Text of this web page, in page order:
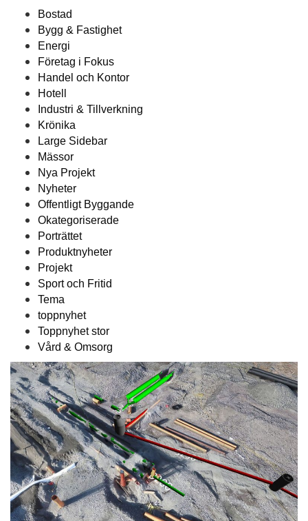
Bostad
Bygg & Fastighet
Energi
Företag i Fokus
Handel och Kontor
Hotell
Industri & Tillverkning
Krönika
Large Sidebar
Mässor
Nya Projekt
Nyheter
Offentligt Byggande
Okategoriserade
Porträttet
Produktnyheter
Projekt
Sport och Fritid
Tema
toppnyhet
Toppnyhet stor
Vård & Omsorg